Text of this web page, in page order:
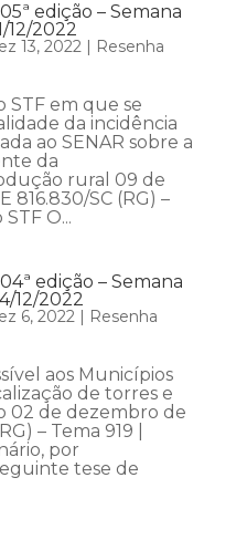
edição – Semana
12/2022
13, 2022| Resenha
em que se
da incidência
ao SENAR sobre a
da
rural 09 de
816.830/SC (RG) –
O...
edição – Semana
12/2022
6, 2022| Resenha
aos Municípios
de torres e
02 de dezembro de
– Tema 919 |
por
tese de